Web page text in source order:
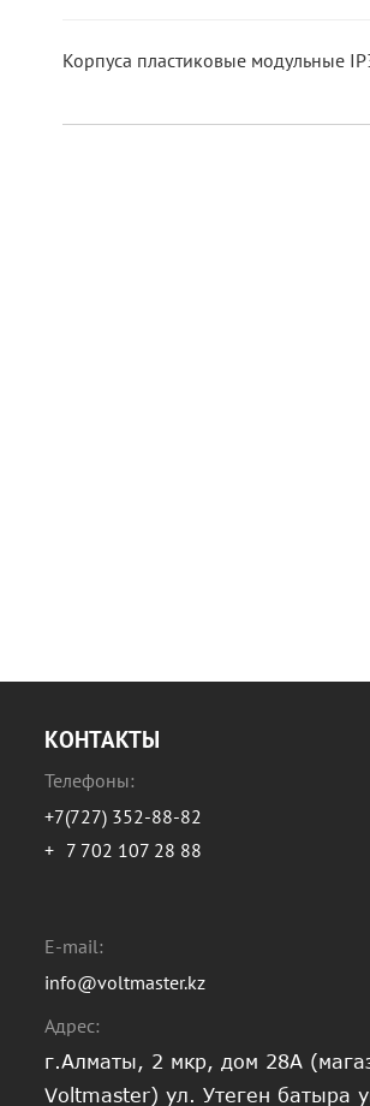
Корпуса пластиковые модульные
КОНТАКТЫ
Телефоны:
+7(727) 352-88-82
+ 7 702 107 28 88
E-mail:
info@voltmaster.kz
Адрес:
г.Алматы, 2 мкр, дом 28А
Voltmaster) ул. Утеген батыра